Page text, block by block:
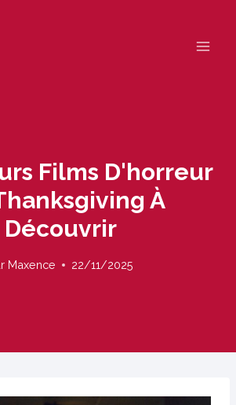
Films D'horreur
À
Découvrir
Maxence 22/11/2025